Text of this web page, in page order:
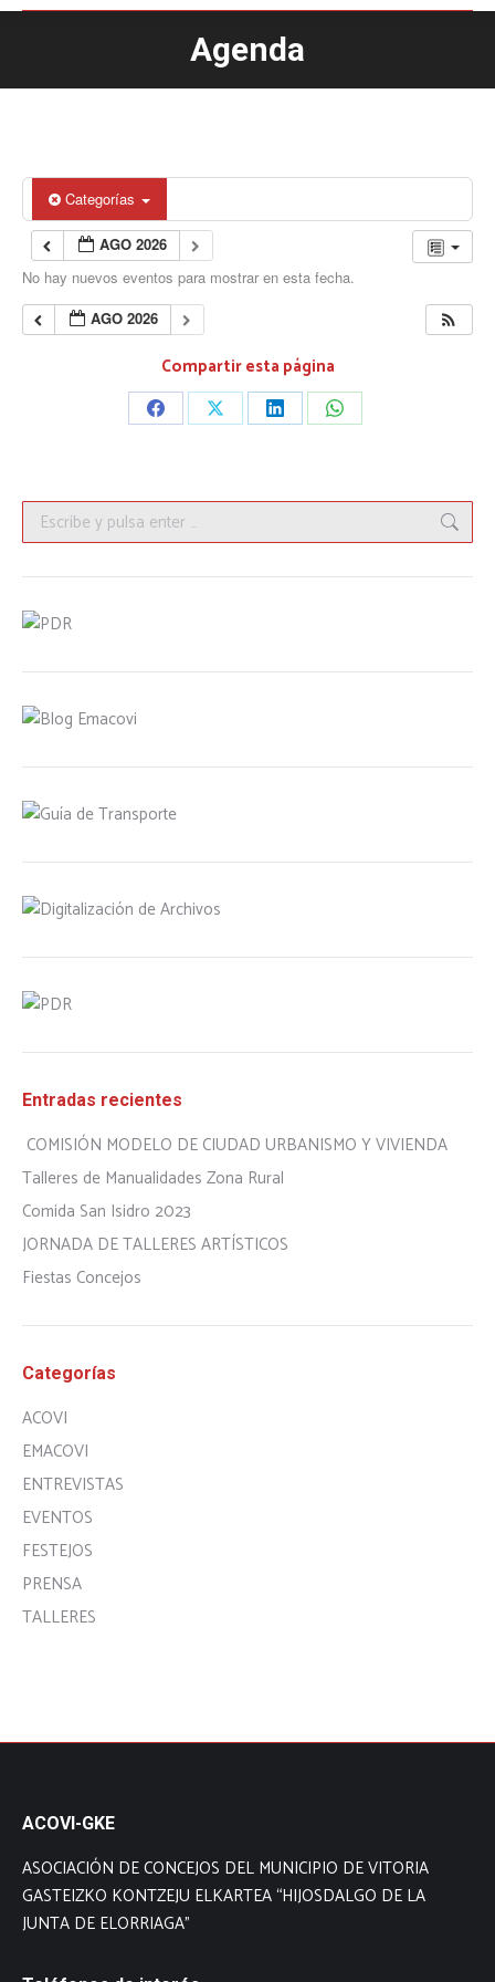
Agenda
Estás aquí:
Categorías
AGO 2026
No hay nuevos eventos para mostrar en esta fecha.
AGO 2026
Compartir esta página
Share Share Share Share
Buscar:
Entradas recientes
COMISIÓN MODELO DE CIUDAD URBANISMO Y VIVIENDA
Talleres de Manualidades Zona Rural
Comida San Isidro 2023
JORNADA DE TALLERES ARTÍSTICOS
Fiestas Concejos
Categorías
ACOVI
EMACOVI
ENTREVISTAS
EVENTOS
FESTEJOS
PRENSA
TALLERES
ACOVI-GKE
ASOCIACIÓN DE CONCEJOS DEL MUNICIPIO DE VITORIA
GASTEIZKO KONTZEJU ELKARTEA “HIJOSDALGO DE LA
JUNTA DE ELORRIAGA”